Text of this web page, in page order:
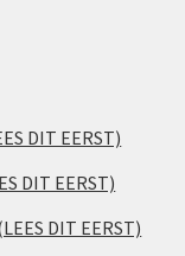
DIT EERST)
DIT EERST)
DIT EERST)